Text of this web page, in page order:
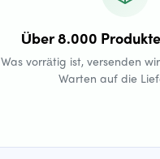
Über 8.000
Was vorrätig ist, versenden
Warten auf die